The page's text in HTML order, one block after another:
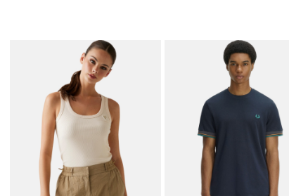
Adicionar aos Favoritos